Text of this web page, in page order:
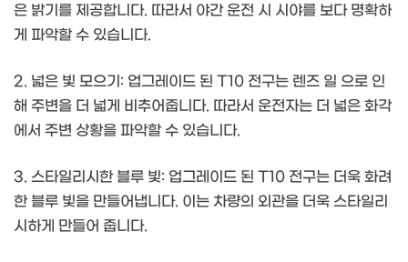
은 밝기를 제공합니다. 따라서 야간 운전 시 시야를 보다 명확하
게 파악할 수 있습니다.
2. 넓은 빛 모으기: 업그레이드 된 T10 전구는 렌즈 일 으로 인
해 주변을 더 넓게 비추어줍니다. 따라서 운전자는 더 넓은 화각
에서 주변 상황을 파악할 수 있습니다.
3. 스타일리시한 블루 빛: 업그레이드 된 T10 전구는 더욱 화려
한 블루 빛을 만들어냅니다. 이는 차량의 외관을 더욱 스타일리
시하게 만들어 줍니다.